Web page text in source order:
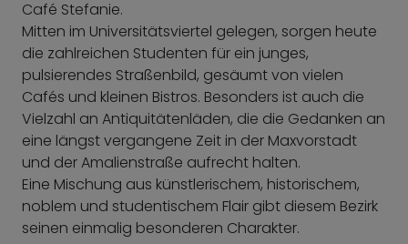
Café Stefanie.
Mitten im Universitätsviertel gelegen, sorgen heute
die zahlreichen Studenten für ein junges,
pulsierendes Straßenbild, gesäumt von vielen
Cafés und kleinen Bistros. Besonders ist auch die
Vielzahl an Antiquitätenläden, die die Gedanken an
eine längst vergangene Zeit in der Maxvorstadt
und der Amalienstraße aufrecht halten.
Eine Mischung aus künstlerischem, historischem,
noblem und studentischem Flair gibt diesem Bezirk
seinen einmalig besonderen Charakter.